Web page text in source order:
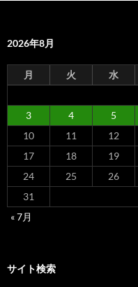
2026年8月
月 火 水
3
4 5
10
11 12
17
18 19
24
25 26
31
« 7月
サイト検索